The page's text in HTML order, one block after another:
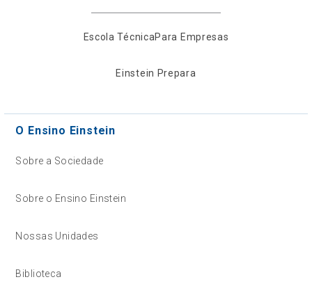
Escola TécnicaPara Empresas
Einstein Prepara
O Ensino Einstein
Sobre a Sociedade
Sobre o Ensino Einstein
Nossas Unidades
Biblioteca